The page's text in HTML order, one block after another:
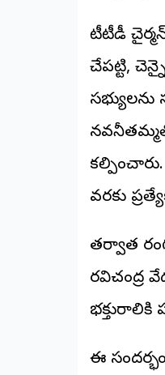
టీటీడీ
చేపట్టి,
వరకు
తర్వాత
రవిచంద్ర
భక్తురాలికి
ఈ